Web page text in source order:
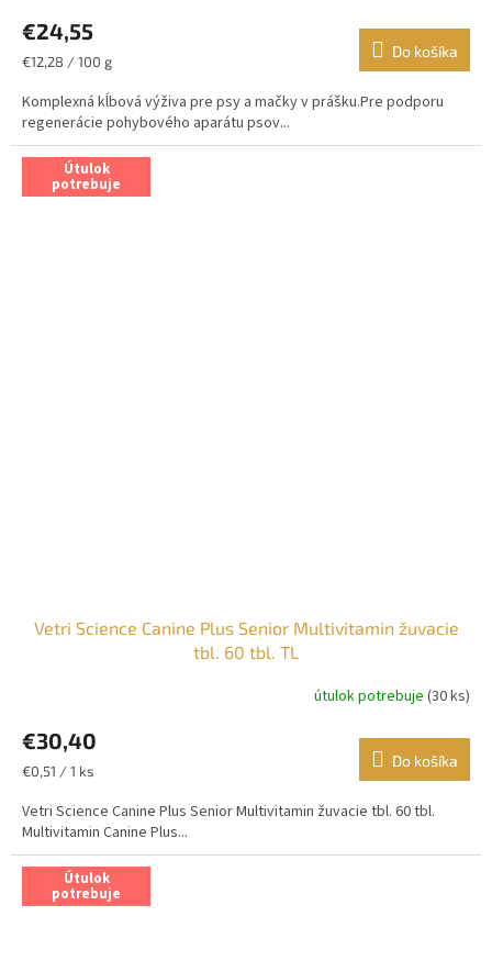
€24,55
Jednotková
€12,28 / 100 g
Do košíka
Komplexná kĺbová výživa pre psy a mačky v prášku.Pre podporu
regenerácie pohybového aparátu psov...
Útulok
potrebuje
Vetri Science Canine Plus Senior Multivitamin žuvacie
tbl. 60 tbl. TL
útulok potrebuje (30 ks)
€30,40
Jednotková
€0,51 / 1 ks
Do košíka
Vetri Science Canine Plus Senior Multivitamin žuvacie tbl. 60 tbl.
Multivitamin Canine Plus...
Útulok
potrebuje